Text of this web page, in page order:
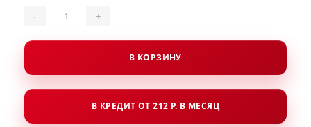
- +
В КОРЗИНУ
В КРЕДИТ ОТ 212 Р. В МЕСЯЦ